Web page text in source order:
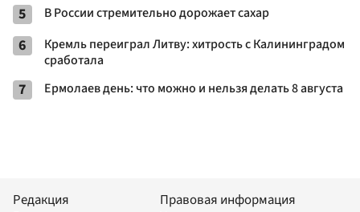
5 В России стремительно дорожает сахар
6
Кремль переиграл Литву: хитрость с Калининградом
сработала
7 Ермолаев день: что можно и нельзя делать 8 августа
Редакция
Правовая информация